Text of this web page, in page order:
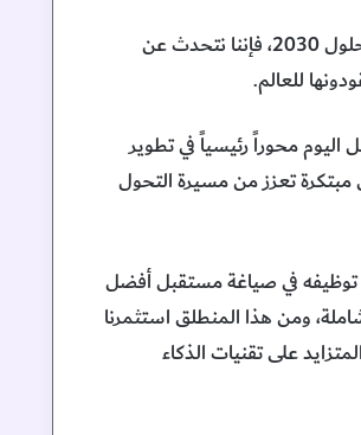
وقال: عندما نتحدث عن الإستراتيجية الوطنية للذكاء الاصطناعي التي ستضيف 320 مليار دولار للاقتصاد بحلول 2030، فإننا نتحدث عن
للعالم.
محوراً رئيسياً في تطوير
مبتكرة تعزز من مسيرة التحول
توظيفه في صياغة مستقبل أفضل
ومن هذا المنطلق استثمرنا
على تقنيات الذكاء